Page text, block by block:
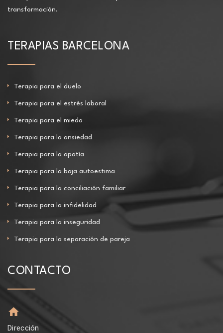
transformación.
TERAPIAS BARCELONA
Terapia para el duelo
Terapia para el estrés laboral
Terapia para el miedo
Terapia para la ansiedad
Terapia para la apatía
Terapia para la baja autoestima
Terapia para la conciliación familiar
Terapia para la infidelidad
Terapia para la inseguridad
Terapia para la separación de pareja
CONTACTO
Dirección